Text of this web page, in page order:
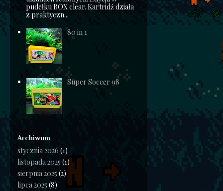
pudełku BOX clear. Kartridż działa
z praktyczn...
80 in 1
Super Soccer 98
Archiwum
stycznia 2026 (1)
listopada 2025 (1)
sierpnia 2025 (2)
lipca 2025 (8)